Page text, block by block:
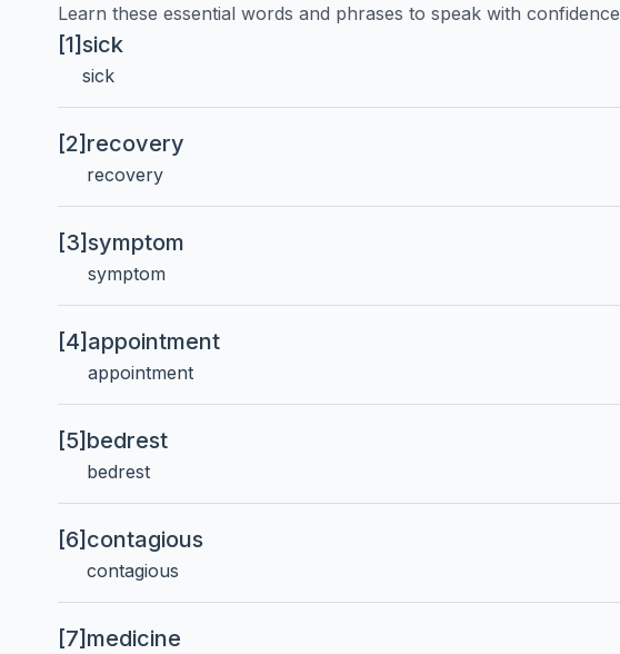
Learn these essential words and phrases to speak with confidence
[1]sick
sick
[2] recovery
recovery
[3]symptom
symptom
[4] appointment
appointment
[5] bedrest
bedrest
[6] contagious
contagious
[7] medicine